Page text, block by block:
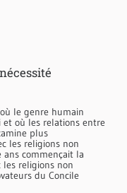
le genre humain
où les relations entre
plus
les religions non
ans commençait la
les religions non
du Concile